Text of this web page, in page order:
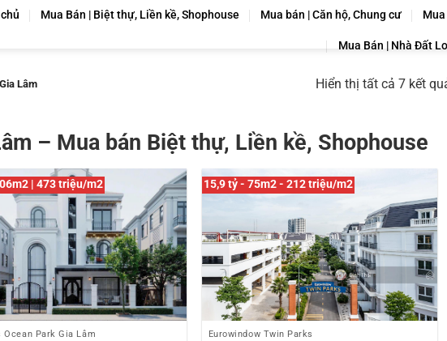
Mua Bán | Biệt thự, Liền kề, Shophouse Mua bán | Căn hộ, Chung cư
Mua Bán | Nhà Đất
Gia Lâm Hiển thị tất cả 7 kết
– Mua bán Biệt thự, Liền kề, Shophouse
| 473 triệu/m2
Ocean Park Gia Lâm
15,9 tỷ - 75m2 - 212 triệu/m2
Eurowindow Twin Parks